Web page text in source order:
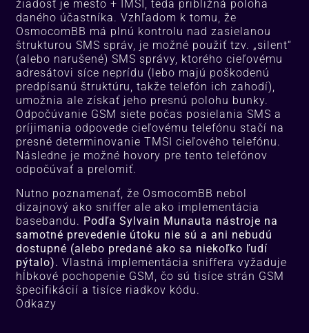
žiadosť je mesto + IMSI, teda približná poloha
daného účastníka. Vzhľadom k tomu, že
OsmocomBB má plnú kontrolu nad zasielanou
štrukturou SMS správ, je možné použiť tzv. „silent“
(alebo narušené) SMS správy, ktorého cieľovému
adresátovi síce neprídu (lebo majú poškodenú
predpísanú štruktúru, takže telefón ich zahodí),
umožnia ale získať jeho presnú polohu bunky.
Odpočúvanie GSM siete počas posielania SMS a
príjimania odpovede cieľovému telefónu stačí na
presné determinovanie TMSI cieľového telefónu.
Následne je možné hovory pre tento telefónov
odpočúvať a prelomiť.
Nutno poznamenať, že OsmocomBB nebol
dizajnový ako sniffer ale ako implementácia
basebandu. Podľa Sylvain Munauta nástroje na
samotné prevedenie útoku nie sú a ani nebudú
dostupné (alebo predané ako sa niekoľko ľudí
pýtalo). Vlastná implementácia sniffera vyžaduje
hĺbkové pochopenie GSM, čo sú tisíce strán GSM
špecifikácií a tisíce riadkov kódu.
Odkazy